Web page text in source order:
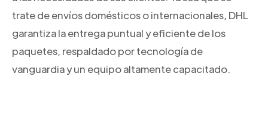
trate de envíos domésticos o internacionales, DHL
garantiza la entrega puntual y eficiente de los
paquetes, respaldado por tecnología de
vanguardia y un equipo altamente capacitado.